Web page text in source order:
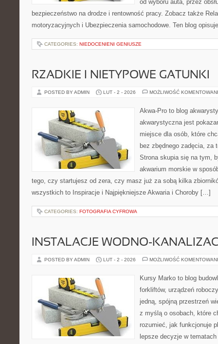
od wyboru auta, przez
bezpieczeństwo na drodze i rentowność pracy. Zobacz także
motoryzacyjnych i Ubezpieczenia samochodowe. Ten blog
CATEGORIES: NIEDOCENIENI GENIUSZE
RZADKIE I NIETYPOWE GATUNKI
POSTED BY ADMIN LUT - 2 - 2026 MOŻLIWOŚĆ
Akwa-Pro to blog
akwarystyczna jest
miejsce dla osób, które
bez zbędnego zadęcia, za
Strona skupia się na tym,
akwarium morskie w
tego, czy startujesz od zera, czy masz już za sobą kilka
wszystkich to Inspiracje i Najpiękniejsze Akwaria i Choroby […]
CATEGORIES: FOTOGRAFIA CYFROWA
INSTALACJE WODNO-
POSTED BY ADMIN LUT - 2 - 2026 MOŻLIWOŚĆ
Kursy Marko to blog
forkliftów, urządzeń
jedną, spójną przestrzeń
z myślą o osobach, które
rozumieć, jak funkcjonuje
lepsze decyzje w